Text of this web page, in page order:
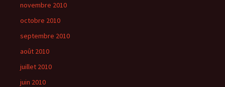
novembre 2010
octobre 2010
septembre 2010
août 2010
juillet 2010
juin 2010